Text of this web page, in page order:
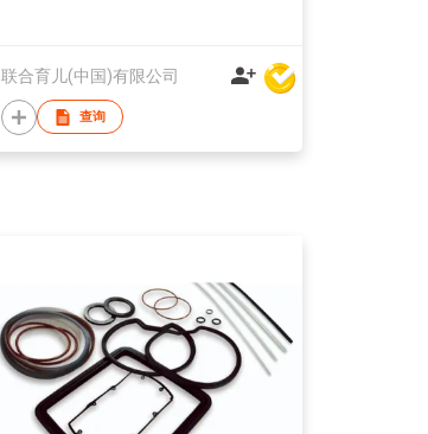
联合育儿(中国)有限公司
查询